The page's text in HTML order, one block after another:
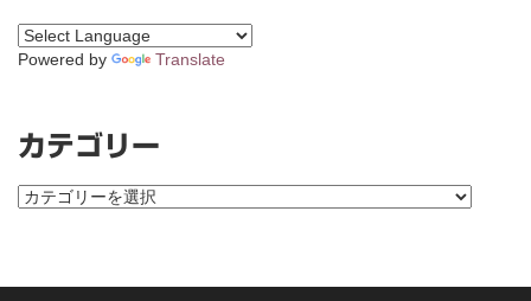
Powered by Translate
カテゴリー
カ
ー